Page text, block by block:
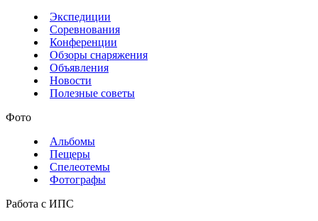
Экспедиции
Соревнования
Конференции
Обзоры снаряжения
Объявления
Новости
Полезные советы
Фото
Альбомы
Пещеры
Спелеотемы
Фотографы
Работа с ИПС